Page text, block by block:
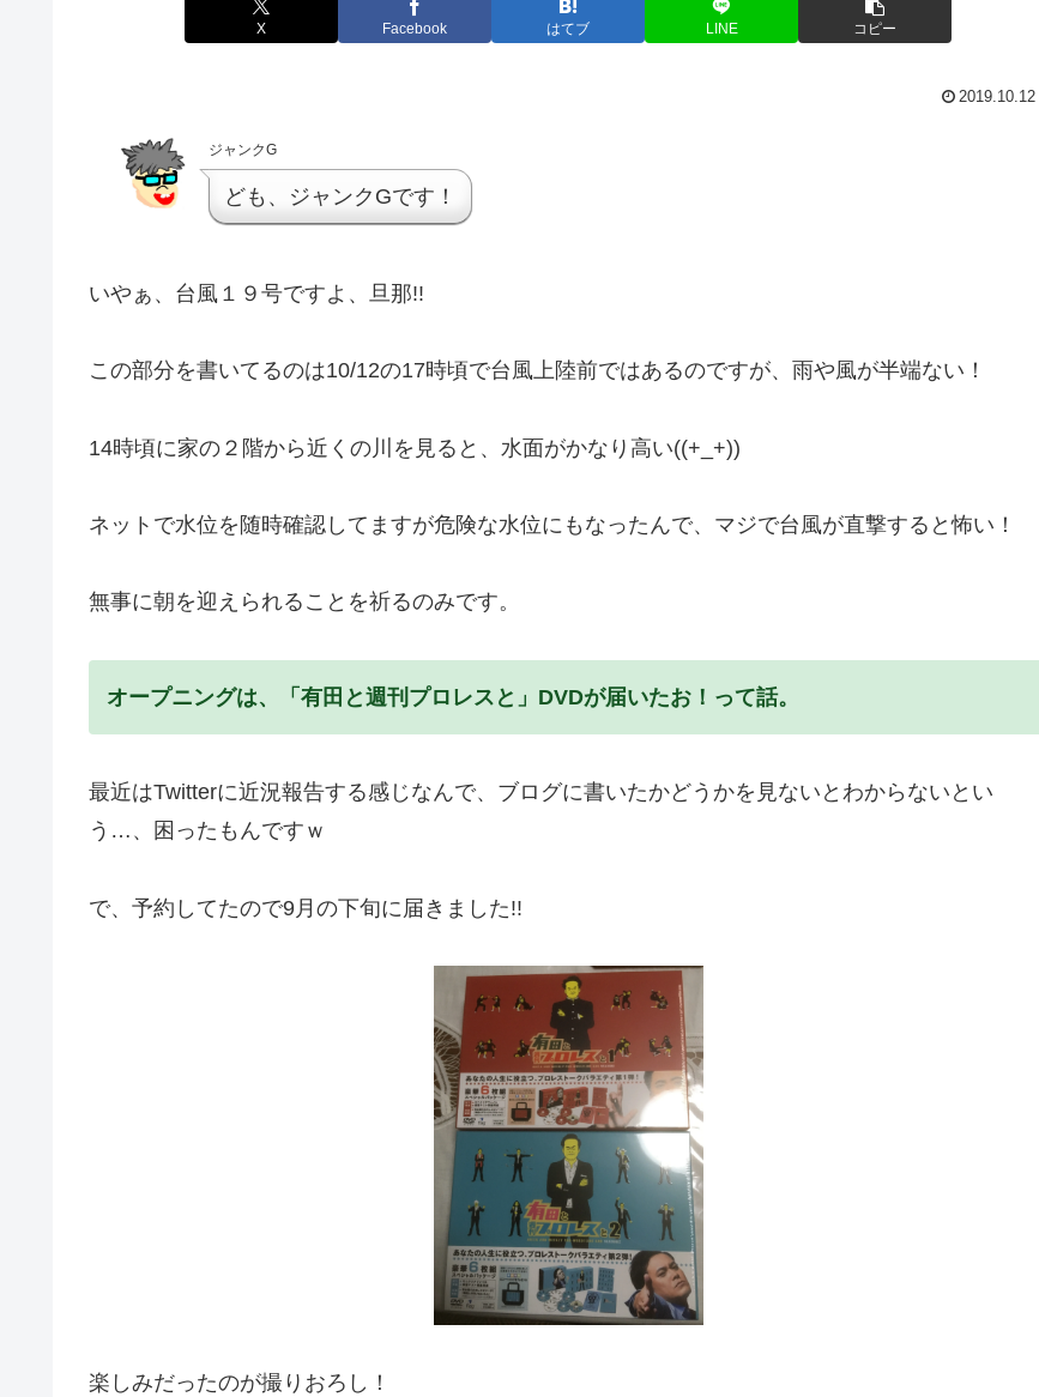
X Facebook はてブ LINE コピー
2019.10.12
ジャンクG
ども、ジャンクGです！
いやぁ、台風１９号ですよ、旦那!!
この部分を書いてるのは10/12の17時頃で台風上陸前ではあるのですが、雨や風が半端ない！
14時頃に家の２階から近くの川を見ると、水面がかなり高い((+_+))
ネットで水位を随時確認してますが危険な水位にもなったんで、マジで台風が直撃すると怖い！
無事に朝を迎えられることを祈るのみです。
オープニングは、「有田と週刊プロレスと」DVDが届いたお！って話。
最近はTwitterに近況報告する感じなんで、ブログに書いたかどうかを見ないとわからないとい
う…、困ったもんですｗ
で、予約してたので9月の下旬に届きました!!
楽しみだったのが撮りおろし！